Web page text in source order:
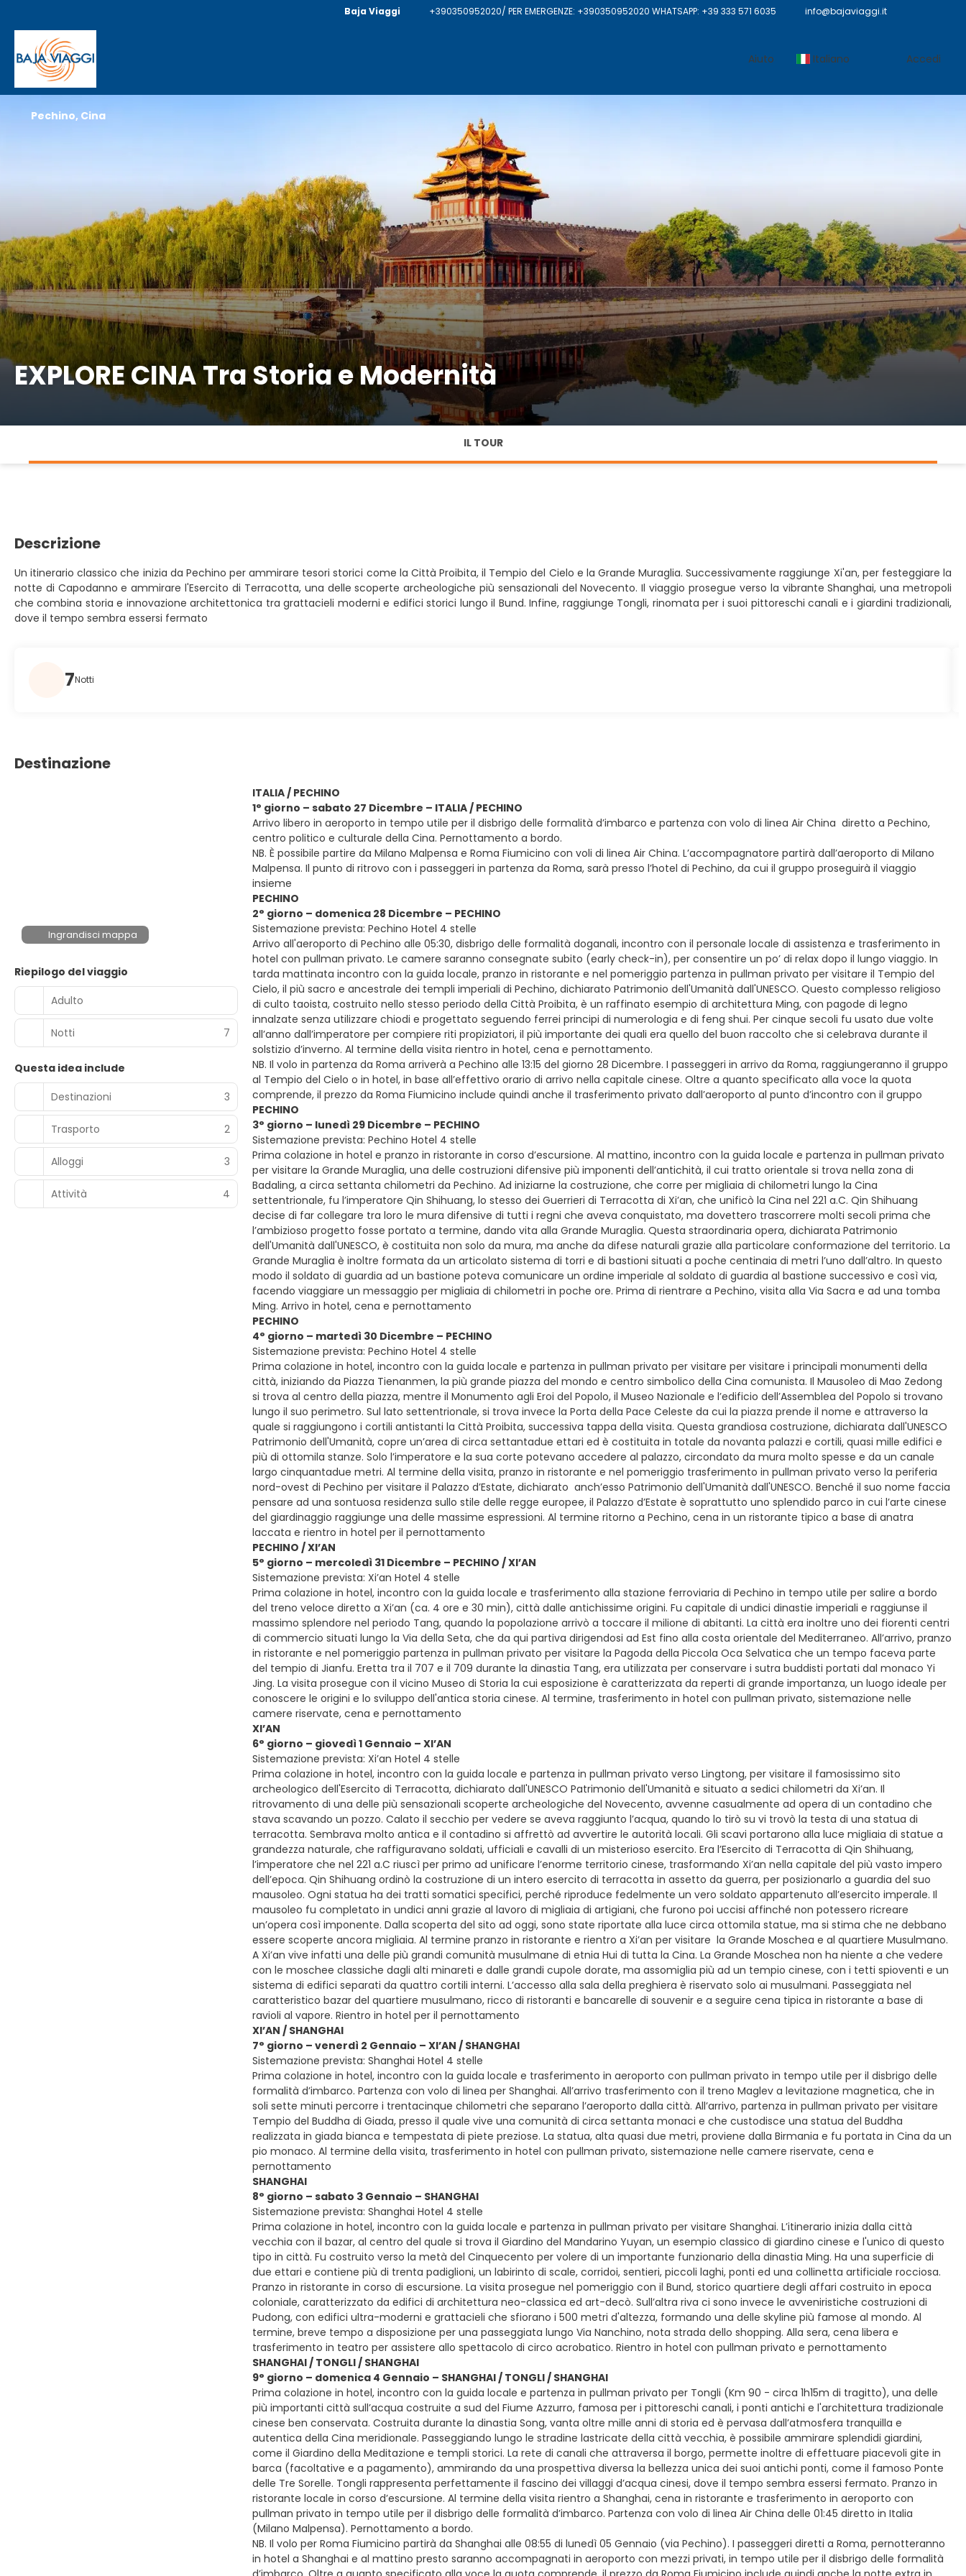
Baja Viaggi +390350952020/ PER EMERGENZE: +390350952020 WHATSAPP: +39 333 571 6035 info@bajaviaggi.it
Aiuto Italiano Accedi
EXPLORE CINA Tra Storia e Modernità
Pechino, Cina
IL TOUR
Descrizione
Un itinerario classico che inizia da Pechino per ammirare tesori storici come la Città Proibita, il Tempio del Cielo e la Grande Muraglia. Successivamente raggiunge Xi'an, per festeggiare la
notte di Capodanno e ammirare l'Esercito di Terracotta, una delle scoperte archeologiche più sensazionali del Novecento. Il viaggio prosegue verso la vibrante Shanghai, una metropoli
che combina storia e innovazione architettonica tra grattacieli moderni e edifici storici lungo il Bund. Infine, raggiunge Tongli, rinomata per i suoi pittoreschi canali e i giardini tradizionali,
dove il tempo sembra essersi fermato
7Notti
Destinazione
Ingrandisci mappa
Riepilogo del viaggio
Adulto
Notti 7
Questa idea include
Destinazioni
3
Trasporto 2
Alloggi 3
Attività 4
ITALIA / PECHINO
1° giorno – sabato 27 Dicembre – ITALIA / PECHINO
Arrivo libero in aeroporto in tempo utile per il disbrigo delle formalità d’imbarco e partenza con volo di linea Air China diretto a Pechino,
centro politico e culturale della Cina. Pernottamento a bordo.
NB. È possibile partire da Milano Malpensa e Roma Fiumicino con voli di linea Air China. L’accompagnatore partirà dall’aeroporto di Milano
Malpensa. Il punto di ritrovo con i passeggeri in partenza da Roma, sarà presso l’hotel di Pechino, da cui il gruppo proseguirà il viaggio
insieme
PECHINO
2° giorno – domenica 28 Dicembre – PECHINO
Sistemazione prevista: Pechino Hotel 4 stelle
Arrivo all'aeroporto di Pechino alle 05:30, disbrigo delle formalità doganali, incontro con il personale locale di assistenza e trasferimento in
hotel con pullman privato. Le camere saranno consegnate subito (early check-in), per consentire un po’ di relax dopo il lungo viaggio. In
tarda mattinata incontro con la guida locale, pranzo in ristorante e nel pomeriggio partenza in pullman privato per visitare il Tempio del
Cielo, il più sacro e ancestrale dei templi imperiali di Pechino, dichiarato Patrimonio dell'Umanità dall'UNESCO. Questo complesso religioso
di culto taoista, costruito nello stesso periodo della Città Proibita, è un raffinato esempio di architettura Ming, con pagode di legno
innalzate senza utilizzare chiodi e progettato seguendo ferrei principi di numerologia e di feng shui. Per cinque secoli fu usato due volte
all’anno dall’imperatore per compiere riti propiziatori, il più importante dei quali era quello del buon raccolto che si celebrava durante il
solstizio d’inverno. Al termine della visita rientro in hotel, cena e pernottamento.
NB. Il volo in partenza da Roma arriverà a Pechino alle 13:15 del giorno 28 Dicembre. I passeggeri in arrivo da Roma, raggiungeranno il gruppo
al Tempio del Cielo o in hotel, in base all’effettivo orario di arrivo nella capitale cinese. Oltre a quanto specificato alla voce la quota
comprende, il prezzo da Roma Fiumicino include quindi anche il trasferimento privato dall’aeroporto al punto d’incontro con il gruppo
PECHINO
3° giorno – lunedì 29 Dicembre – PECHINO
Sistemazione prevista: Pechino Hotel 4 stelle
Prima colazione in hotel e pranzo in ristorante in corso d’escursione. Al mattino, incontro con la guida locale e partenza in pullman privato
per visitare la Grande Muraglia, una delle costruzioni difensive più imponenti dell’antichità, il cui tratto orientale si trova nella zona di
Badaling, a circa settanta chilometri da Pechino. Ad iniziarne la costruzione, che corre per migliaia di chilometri lungo la Cina
settentrionale, fu l’imperatore Qin Shihuang, lo stesso dei Guerrieri di Terracotta di Xi’an, che unificò la Cina nel 221 a.C. Qin Shihuang
decise di far collegare tra loro le mura difensive di tutti i regni che aveva conquistato, ma dovettero trascorrere molti secoli prima che
l’ambizioso progetto fosse portato a termine, dando vita alla Grande Muraglia. Questa straordinaria opera, dichiarata Patrimonio
dell'Umanità dall'UNESCO, è costituita non solo da mura, ma anche da difese naturali grazie alla particolare conformazione del territorio. La
Grande Muraglia è inoltre formata da un articolato sistema di torri e di bastioni situati a poche centinaia di metri l’uno dall’altro. In questo
modo il soldato di guardia ad un bastione poteva comunicare un ordine imperiale al soldato di guardia al bastione successivo e così via,
facendo viaggiare un messaggio per migliaia di chilometri in poche ore. Prima di rientrare a Pechino, visita alla Via Sacra e ad una tomba
Ming. Arrivo in hotel, cena e pernottamento
PECHINO
4° giorno – martedì 30 Dicembre – PECHINO
Sistemazione prevista: Pechino Hotel 4 stelle
Prima colazione in hotel, incontro con la guida locale e partenza in pullman privato per visitare per visitare i principali monumenti della
città, iniziando da Piazza Tienanmen, la più grande piazza del mondo e centro simbolico della Cina comunista. Il Mausoleo di Mao Zedong
si trova al centro della piazza, mentre il Monumento agli Eroi del Popolo, il Museo Nazionale e l’edificio dell’Assemblea del Popolo si trovano
lungo il suo perimetro. Sul lato settentrionale, si trova invece la Porta della Pace Celeste da cui la piazza prende il nome e attraverso la
quale si raggiungono i cortili antistanti la Città Proibita, successiva tappa della visita. Questa grandiosa costruzione, dichiarata dall'UNESCO
Patrimonio dell'Umanità, copre un’area di circa settantadue ettari ed è costituita in totale da novanta palazzi e cortili, quasi mille edifici e
più di ottomila stanze. Solo l’imperatore e la sua corte potevano accedere al palazzo, circondato da mura molto spesse e da un canale
largo cinquantadue metri. Al termine della visita, pranzo in ristorante e nel pomeriggio trasferimento in pullman privato verso la periferia
nord-ovest di Pechino per visitare il Palazzo d’Estate, dichiarato anch’esso Patrimonio dell'Umanità dall'UNESCO. Benché il suo nome faccia
pensare ad una sontuosa residenza sullo stile delle regge europee, il Palazzo d’Estate è soprattutto uno splendido parco in cui l’arte cinese
del giardinaggio raggiunge una delle massime espressioni. Al termine ritorno a Pechino, cena in un ristorante tipico a base di anatra
laccata e rientro in hotel per il pernottamento
PECHINO / XI’AN
5° giorno – mercoledì 31 Dicembre – PECHINO / XI’AN
Sistemazione prevista: Xi’an Hotel 4 stelle
Prima colazione in hotel, incontro con la guida locale e trasferimento alla stazione ferroviaria di Pechino in tempo utile per salire a bordo
del treno veloce diretto a Xi’an (ca. 4 ore e 30 min), città dalle antichissime origini. Fu capitale di undici dinastie imperiali e raggiunse il
massimo splendore nel periodo Tang, quando la popolazione arrivò a toccare il milione di abitanti. La città era inoltre uno dei fiorenti centri
di commercio situati lungo la Via della Seta, che da qui partiva dirigendosi ad Est fino alla costa orientale del Mediterraneo. All’arrivo, pranzo
in ristorante e nel pomeriggio partenza in pullman privato per visitare la Pagoda della Piccola Oca Selvatica che un tempo faceva parte
del tempio di Jianfu. Eretta tra il 707 e il 709 durante la dinastia Tang, era utilizzata per conservare i sutra buddisti portati dal monaco Yi
Jing. La visita prosegue con il vicino Museo di Storia la cui esposizione è caratterizzata da reperti di grande importanza, un luogo ideale per
conoscere le origini e lo sviluppo dell'antica storia cinese. Al termine, trasferimento in hotel con pullman privato, sistemazione nelle
camere riservate, cena e pernottamento
XI’AN
6° giorno – giovedì 1 Gennaio – XI’AN
Sistemazione prevista: Xi’an Hotel 4 stelle
Prima colazione in hotel, incontro con la guida locale e partenza in pullman privato verso Lingtong, per visitare il famosissimo sito
archeologico dell'Esercito di Terracotta, dichiarato dall'UNESCO Patrimonio dell'Umanità e situato a sedici chilometri da Xi’an. Il
ritrovamento di una delle più sensazionali scoperte archeologiche del Novecento, avvenne casualmente ad opera di un contadino che
stava scavando un pozzo. Calato il secchio per vedere se aveva raggiunto l’acqua, quando lo tirò su vi trovò la testa di una statua di
terracotta. Sembrava molto antica e il contadino si affrettò ad avvertire le autorità locali. Gli scavi portarono alla luce migliaia di statue a
grandezza naturale, che raffiguravano soldati, ufficiali e cavalli di un misterioso esercito. Era l’Esercito di Terracotta di Qin Shihuang,
l’imperatore che nel 221 a.C riuscì per primo ad unificare l’enorme territorio cinese, trasformando Xi’an nella capitale del più vasto impero
dell’epoca. Qin Shihuang ordinò la costruzione di un intero esercito di terracotta in assetto da guerra, per posizionarlo a guardia del suo
mausoleo. Ogni statua ha dei tratti somatici specifici, perché riproduce fedelmente un vero soldato appartenuto all’esercito imperale. Il
mausoleo fu completato in undici anni grazie al lavoro di migliaia di artigiani, che furono poi uccisi affinché non potessero ricreare
un’opera così imponente. Dalla scoperta del sito ad oggi, sono state riportate alla luce circa ottomila statue, ma si stima che ne debbano
essere scoperte ancora migliaia. Al termine pranzo in ristorante e rientro a Xi’an per visitare la Grande Moschea e al quartiere Musulmano.
A Xi’an vive infatti una delle più grandi comunità musulmane di etnia Hui di tutta la Cina. La Grande Moschea non ha niente a che vedere
con le moschee classiche dagli alti minareti e dalle grandi cupole dorate, ma assomiglia più ad un tempio cinese, con i tetti spioventi e un
sistema di edifici separati da quattro cortili interni. L’accesso alla sala della preghiera è riservato solo ai musulmani. Passeggiata nel
caratteristico bazar del quartiere musulmano, ricco di ristoranti e bancarelle di souvenir e a seguire cena tipica in ristorante a base di
ravioli al vapore. Rientro in hotel per il pernottamento
XI’AN / SHANGHAI
7° giorno – venerdì 2 Gennaio – XI’AN / SHANGHAI
Sistemazione prevista: Shanghai Hotel 4 stelle
Prima colazione in hotel, incontro con la guida locale e trasferimento in aeroporto con pullman privato in tempo utile per il disbrigo delle
formalità d’imbarco. Partenza con volo di linea per Shanghai. All’arrivo trasferimento con il treno Maglev a levitazione magnetica, che in
soli sette minuti percorre i trentacinque chilometri che separano l’aeroporto dalla città. All’arrivo, partenza in pullman privato per visitare
Tempio del Buddha di Giada, presso il quale vive una comunità di circa settanta monaci e che custodisce una statua del Buddha
realizzata in giada bianca e tempestata di piete preziose. La statua, alta quasi due metri, proviene dalla Birmania e fu portata in Cina da un
pio monaco. Al termine della visita, trasferimento in hotel con pullman privato, sistemazione nelle camere riservate, cena e
pernottamento
SHANGHAI
8° giorno – sabato 3 Gennaio – SHANGHAI
Sistemazione prevista: Shanghai Hotel 4 stelle
Prima colazione in hotel, incontro con la guida locale e partenza in pullman privato per visitare Shanghai. L’itinerario inizia dalla città
vecchia con il bazar, al centro del quale si trova il Giardino del Mandarino Yuyan, un esempio classico di giardino cinese e l'unico di questo
tipo in città. Fu costruito verso la metà del Cinquecento per volere di un importante funzionario della dinastia Ming. Ha una superficie di
due ettari e contiene più di trenta padiglioni, un labirinto di scale, corridoi, sentieri, piccoli laghi, ponti ed una collinetta artificiale rocciosa.
Pranzo in ristorante in corso di escursione. La visita prosegue nel pomeriggio con il Bund, storico quartiere degli affari costruito in epoca
coloniale, caratterizzato da edifici di architettura neo-classica ed art-decò. Sull’altra riva ci sono invece le avveniristiche costruzioni di
Pudong, con edifici ultra-moderni e grattacieli che sfiorano i 500 metri d'altezza, formando una delle skyline più famose al mondo. Al
termine, breve tempo a disposizione per una passeggiata lungo Via Nanchino, nota strada dello shopping. Alla sera, cena libera e
trasferimento in teatro per assistere allo spettacolo di circo acrobatico. Rientro in hotel con pullman privato e pernottamento
SHANGHAI / TONGLI / SHANGHAI
9° giorno – domenica 4 Gennaio – SHANGHAI / TONGLI / SHANGHAI
Prima colazione in hotel, incontro con la guida locale e partenza in pullman privato per Tongli (Km 90 - circa 1h15m di tragitto), una delle
più importanti città sull’acqua costruite a sud del Fiume Azzurro, famosa per i pittoreschi canali, i ponti antichi e l'architettura tradizionale
cinese ben conservata. Costruita durante la dinastia Song, vanta oltre mille anni di storia ed è pervasa dall’atmosfera tranquilla e
autentica della Cina meridionale. Passeggiando lungo le stradine lastricate della città vecchia, è possibile ammirare splendidi giardini,
come il Giardino della Meditazione e templi storici. La rete di canali che attraversa il borgo, permette inoltre di effettuare piacevoli gite in
barca (facoltative e a pagamento), ammirando da una prospettiva diversa la bellezza unica dei suoi antichi ponti, come il famoso Ponte
delle Tre Sorelle. Tongli rappresenta perfettamente il fascino dei villaggi d’acqua cinesi, dove il tempo sembra essersi fermato. Pranzo in
ristorante locale in corso d’escursione. Al termine della visita rientro a Shanghai, cena in ristorante e trasferimento in aeroporto con
pullman privato in tempo utile per il disbrigo delle formalità d’imbarco. Partenza con volo di linea Air China delle 01:45 diretto in Italia
(Milano Malpensa). Pernottamento a bordo.
NB. Il volo per Roma Fiumicino partirà da Shanghai alle 08:55 di lunedì 05 Gennaio (via Pechino). I passeggeri diretti a Roma, pernotteranno
in hotel a Shanghai e al mattino presto saranno accompagnati in aeroporto con mezzi privati, in tempo utile per il disbrigo delle formalità